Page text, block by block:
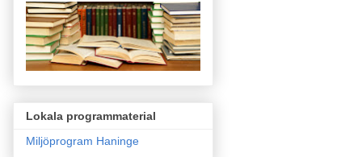
Lokala programmaterial
Miljöprogram Haninge